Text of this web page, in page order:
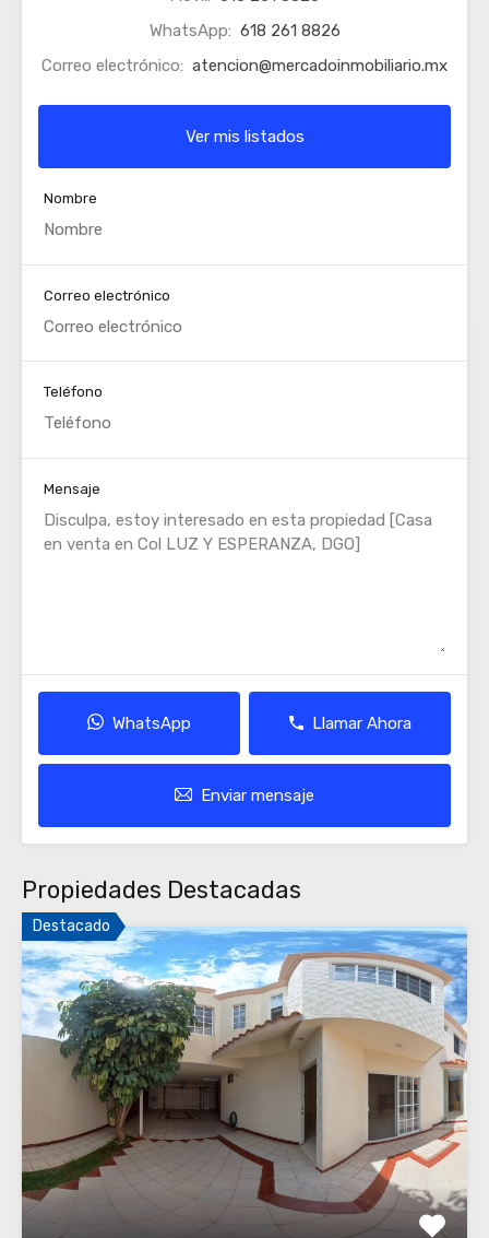
WhatsApp: 618 261 8826
Correo electrónico: atencion@mercadoinmobiliario.mx
Ver mis listados
Nombre
Correo electrónico
Teléfono
Mensaje
WhatsApp Llamar Ahora
Enviar mensaje
Propiedades Destacadas
Destacado